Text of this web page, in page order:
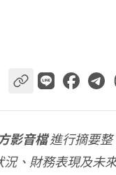
影音檔進行摘要整
、財務表現及未